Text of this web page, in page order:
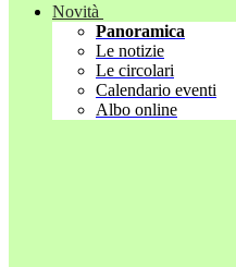
Novità
Panoramica
Le notizie
Le circolari
Calendario eventi
Albo online